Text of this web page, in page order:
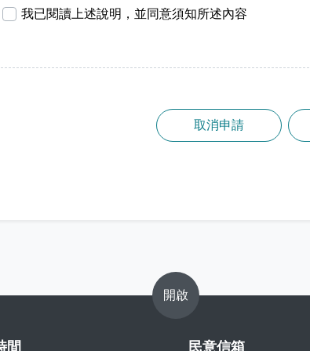
我已閱讀上述說明，並同意須知所述內容
取消申請
開啟
間 民意信箱